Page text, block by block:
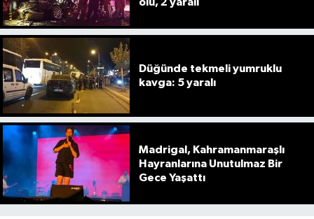
Düğünde tekmeli yumruklu
kavga: 5 yaralı
Madrigal, Kahramanmaraşlı
Hayranlarına Unutulmaz Bir
Gece Yaşattı